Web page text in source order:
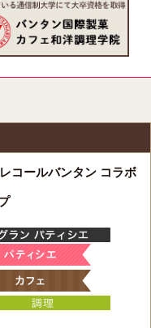
コールバンタン コラボ